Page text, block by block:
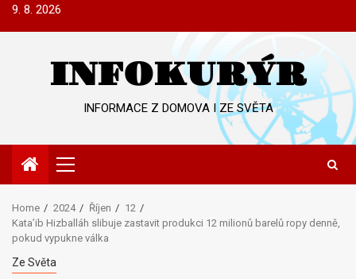
Skip9. 8. 2026
INFOKURÝR
INFORMACE Z DOMOVA I ZE SVĚTA
Primary
Menu
Home 2024 Říjen
12
Kata’ib Hizballáh slibuje zastavit produkci 12 milionů barelů ropy denně,
pokud vypukne válka
Ze Světa